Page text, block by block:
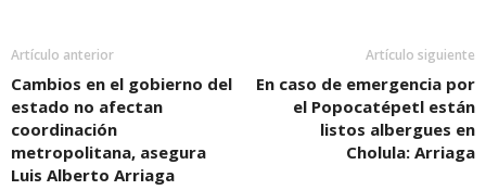
Artículo anterior
Cambios en el gobierno del
estado no afectan
coordinación
metropolitana, asegura
Luis Alberto Arriaga
Artículo siguiente
En caso de emergencia por
el Popocatépetl están
listos albergues en
Cholula: Arriaga